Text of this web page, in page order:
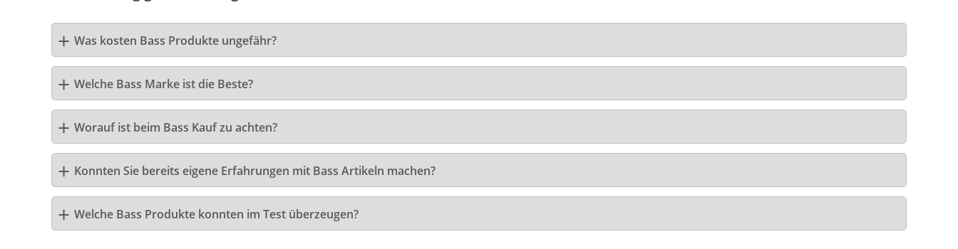
Was kosten Bass Produkte ungefähr?
Welche Bass Marke ist die Beste?
Worauf ist beim Bass Kauf zu achten?
Konnten Sie bereits eigene Erfahrungen mit Bass Artikeln machen?
Welche Bass Produkte konnten im Test überzeugen?